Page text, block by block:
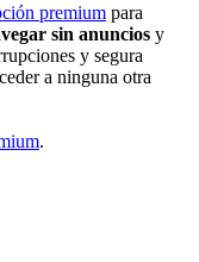
premium para
sin anuncios y
y segura
a ninguna otra
.